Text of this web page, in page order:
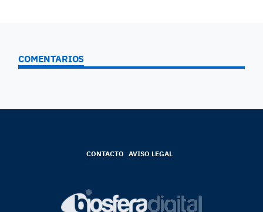
COMENTARIOS
CONTACTO AVISO LEGAL